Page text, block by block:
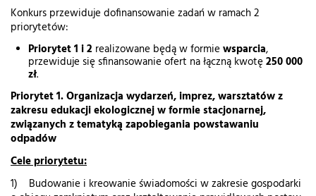
Konkurs przewiduje dofinansowanie zadań w ramach 2
priorytetów:
Priorytet 1 i 2 realizowane będą w formiewsparcia,
przewiduje się sfinansowanie ofert na łączną kwotę250 000
zł.
Priorytet 1. Organizacja wydarzeń, imprez, warsztatów z
zakresu edukacji ekologicznej w formie stacjonarnej,
związanych z tematyką zapobiegania powstawaniu
odpadów
Cele priorytetu:
1) Budowanie i kreowanie świadomości w zakresie gospodarki